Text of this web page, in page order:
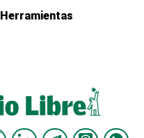
Herramientas